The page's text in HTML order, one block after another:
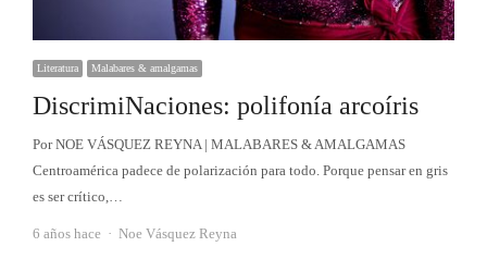
Literatura Malabares & amalgamas
DiscrimiNaciones: polifonía arcoíris
Por NOE VÁSQUEZ REYNA | MALABARES & AMALGAMAS
Centroamérica padece de polarización para todo. Porque pensar en gris
es ser crítico,…
6 años hace Autor
Noe Vásquez Reyna